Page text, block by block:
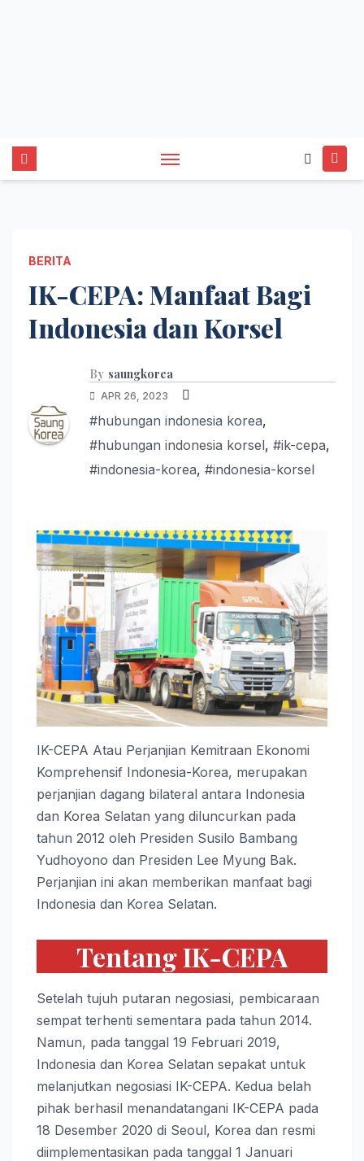
BERITA
IK-CEPA: Manfaat Bagi
Indonesia dan Korsel
By saungkorea
APR 26, 2023
#hubungan indonesia korea,
#hubungan indonesia korsel, #ik-cepa,
#indonesia-korea, #indonesia-korsel
IK-CEPA Atau Perjanjian Kemitraan Ekonomi
Komprehensif Indonesia-Korea, merupakan
perjanjian dagang bilateral antara Indonesia
dan Korea Selatan yang diluncurkan pada
tahun 2012 oleh Presiden Susilo Bambang
Yudhoyono dan Presiden Lee Myung Bak.
Perjanjian ini akan memberikan manfaat bagi
Indonesia dan Korea Selatan.
Tentang IK-CEPA
Setelah tujuh putaran negosiasi, pembicaraan
sempat terhenti sementara pada tahun 2014.
Namun, pada tanggal 19 Februari 2019,
Indonesia dan Korea Selatan sepakat untuk
melanjutkan negosiasi IK-CEPA. Kedua belah
pihak berhasil menandatangani IK-CEPA pada
18 Desember 2020 di Seoul, Korea dan resmi
diimplementasikan pada tanggal 1 Januari